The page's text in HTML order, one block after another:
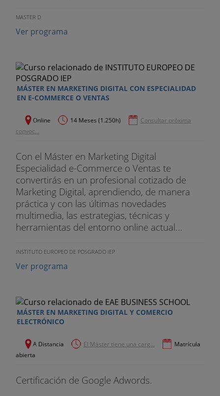
comunicación.
MÓDULO VIII. Creatividad y diseño en los medios
1. Principios de usabilidad y experiencia de
usuario.
2. Elementos básicos de arquitectura de la
información.
3. Principios de diseño para entornos digitales.
4. La comunicación transmedia.
MÓDULO IX. eCommerce y eBusiness
1. Entorno de los negocios en canales digitales:
modelos de negocio B2B y B2C.
2. Retailing en eCommerce: tiendas virtuales.
3. Desarrollo de productos y servicios en el
entorno digital.
de venta, atención al cliente y operaciones.
5. La optimización de las conversiones en
6. El entorno legal de los negocios online
Sesiones presenciales:
MASTER D
Ver programa
MÁSTER EN MARKETING DIGITAL CON ESPECIALIDAD
EN E-COMMERCE O VENTAS
Online 14 Meses (1.250h)
Consultar próxima
convoc...
Con el Máster en Marketing Digital
Especialidad e-Commerce o Ventas te
convertirás en un profesional cotizado de
Marketing Digital, aprendiendo, de manera
práctica y con las últimas novedades
multimedia, las estrategias, técnicas y
herramientas del entorno online actual...
INSTITUTO EUROPEO DE POSGRADO IEP
Ver programa
MÁSTER EN MARKETING DIGITAL Y COMERCIO
ELECTRÓNICO
A Distancia El Máster tiene una carg...
Matrícula
abierta
Certificación de Google Adwords.